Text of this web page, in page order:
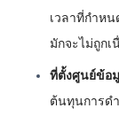
เวลาที่กำห
มักจะไม่ถูกเ
ที่ตั้งศูนย์ข้อ
ต้นทุนการด